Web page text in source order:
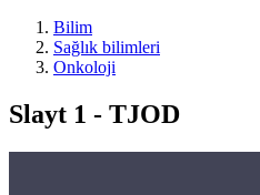
Bilim
Sağlık bilimleri
Onkoloji
Slayt 1 - TJOD